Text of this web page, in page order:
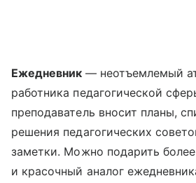
Ежедневник — неотъемлемый
работника педагогической
преподаватель вносит планы,
решения педагогических
заметки. Можно подарить
и красочный аналог